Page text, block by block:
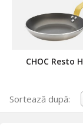
CHOC Resto
Sortează după: